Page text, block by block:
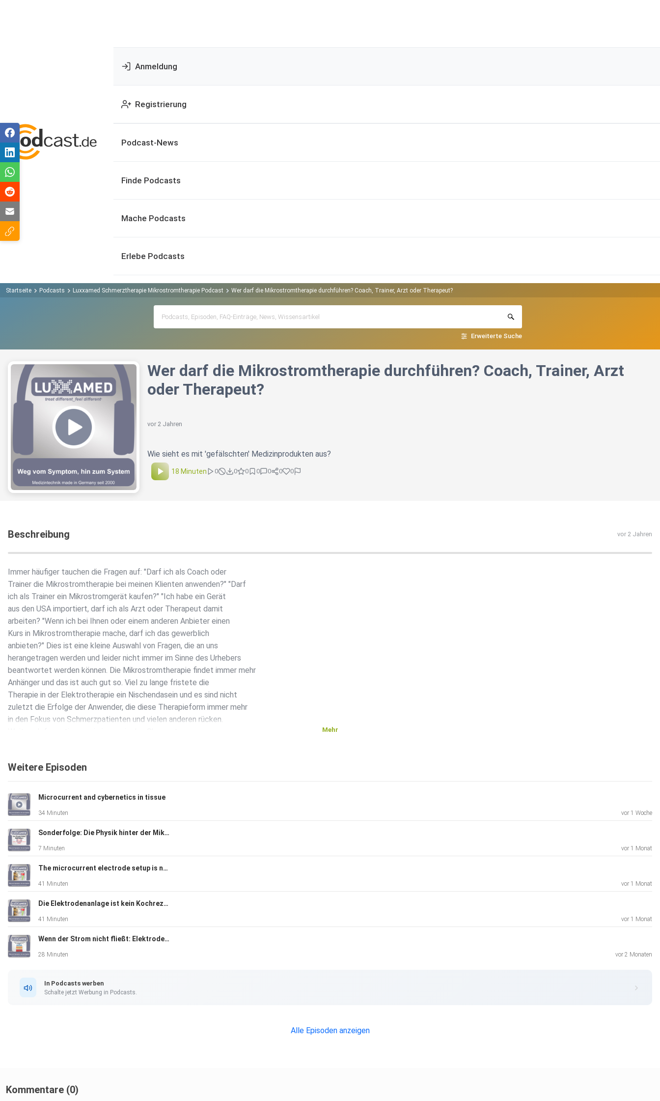
Anmeldung
Registrierung
Podcast-News
Finde Podcasts
Mache Podcasts
Erlebe Podcasts
Startseite Podcasts Luxxamed Schmerztherapie Mikrostromtherapie Podcast Wer darf die Mikrostromtherapie durchführen? Coach, Trainer, Arzt oder Therapeut?
Erweiterte Suche
Wer darf die Mikrostromtherapie durchführen? Coach, Trainer, Arzt
oder Therapeut?
vor 2 Jahren
Wie sieht es mit 'gefälschten' Medizinprodukten aus?
18 Minuten 0 0 0 0 0 0 0
Beschreibung vor 2 Jahren
Immer häufiger tauchen die Fragen auf: "Darf ich als Coach oder
Trainer die Mikrostromtherapie bei meinen Klienten anwenden?" "Darf
ich als Trainer ein Mikrostromgerät kaufen?" "Ich habe ein Gerät
aus den USA importiert, darf ich als Arzt oder Therapeut damit
arbeiten? "Wenn ich bei Ihnen oder einem anderen Anbieter einen
Kurs in Mikrostromtherapie mache, darf ich das gewerblich
anbieten?" Dies ist eine kleine Auswahl von Fragen, die an uns
herangetragen werden und leider nicht immer im Sinne des Urhebers
beantwortet werden können. Die Mikrostromtherapie findet immer mehr
Anhänger und das ist auch gut so. Viel zu lange fristete die
Therapie in der Elektrotherapie ein Nischendasein und es sind nicht
zuletzt die Erfolge der Anwender, die diese Therapieform immer mehr
in den Fokus von Schmerzpatienten und vielen anderen rücken.
Mehr
Weitere Episoden
Microcurrent and cybernetics in tissue
34 Minuten vor 1 Woche
Sonderfolge: Die Physik hinter der Mikrostromtherapie
7 Minuten vor 1 Monat
The microcurrent electrode setup is not a recipe
41 Minuten vor 1 Monat
Die Elektrodenanlage ist kein Kochrezept
41 Minuten vor 1 Monat
Wenn der Strom nicht fließt: Elektroden, Physik und der unterschätzte Übergangswiderstand
28 Minuten vor 2 Monaten
In Podcasts werben
Schalte jetzt Werbung in Podcasts.
Alle Episoden anzeigen
Kommentare (0)